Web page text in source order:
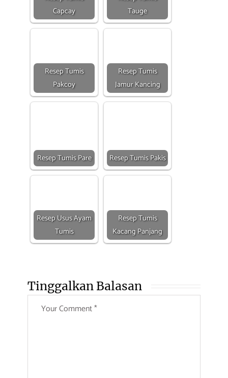
Capcay
Tauge
Resep Tumis
Pakcoy
Resep Tumis
Jamur Kancing
Resep Tumis Pare Resep Tumis Pakis
Resep Usus Ayam
Tumis
Resep Tumis
Kacang Panjang
Tinggalkan Balasan